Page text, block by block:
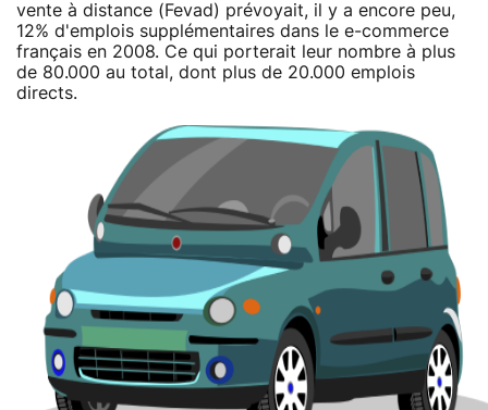
vente à distance (Fevad) prévoyait, il y a encore peu,
12% d'emplois supplémentaires dans le e-commerce
français en 2008. Ce qui porterait leur nombre à plus
de 80.000 au total, dont plus de 20.000 emplois
directs.